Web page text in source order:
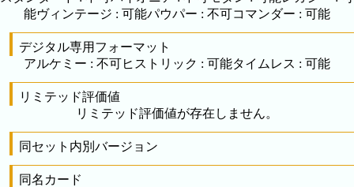
能ヴィンテージ : 可能パウパー : 不可コマンダー : 可能
デジタル専用フォーマット
アルケミー : 不可ヒストリック : 可能タイムレス : 可能
リミテッド評価値
リミテッド評価値が存在しません。
同セット内別バージョン
同名カード